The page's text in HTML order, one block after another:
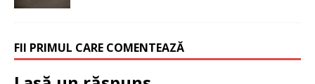
FII PRIMUL CARE COMENTEAZĂ